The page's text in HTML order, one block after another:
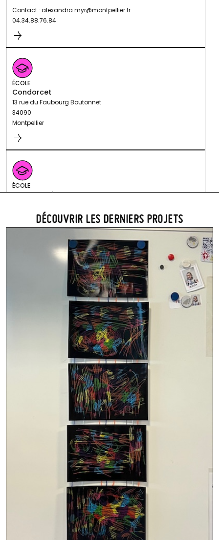
Contact : alexandra.myr@montpellier.fr
04.34.88.76.84
ÉCOLE
Condorcet
13 rue du Faubourg Boutonnet
34090
Montpellier
ÉCOLE
Kergomard
Montpellier
Saint Jean-Baptiste de la Salle
1 allée des coquelicots
DÉCOUVRIR LES DERNIERS PROJETS